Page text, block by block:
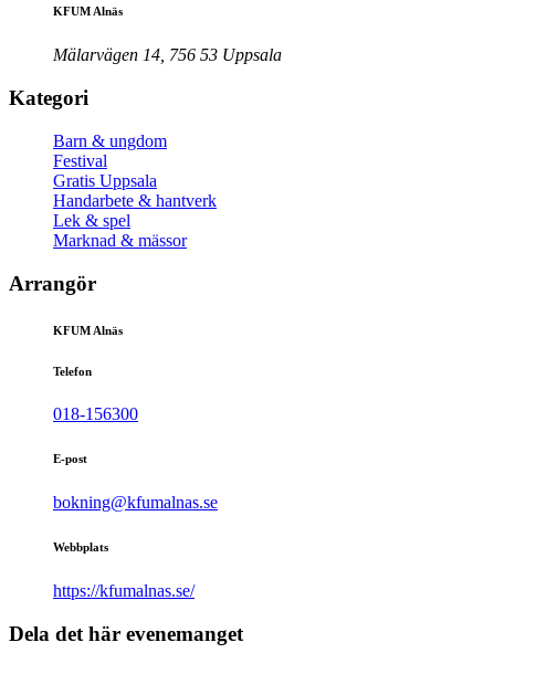
KFUM Alnäs
Mälarvägen 14, 756 53 Uppsala
Kategori
Barn & ungdom
Festival
Gratis Uppsala
Handarbete & hantverk
Lek & spel
Marknad & mässor
Arrangör
KFUM Alnäs
Telefon
018-156300
E-post
bokning@kfumalnas.se
Webbplats
https://kfumalnas.se/
Dela det här evenemanget